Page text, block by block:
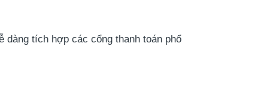
dàng tích hợp các cổng thanh toán phổ